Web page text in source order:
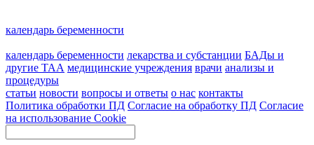
календарь беременности
календарь беременности лекарства и субстанции БАДы и
другие ТАА медицинские учреждения врачи анализы и
процедуры
статьи новости вопросы и ответы о нас контакты
Политика обработки ПД Согласие на обработку ПД Согласие
на использование Cookie